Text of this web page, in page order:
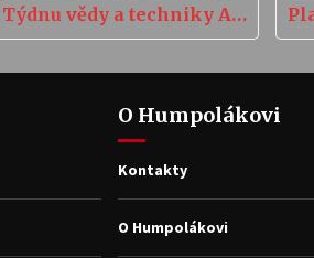
Týdnu vědy a techniky AV
ČR
O Humpolákovi
Kontakty
O Humpolákovi